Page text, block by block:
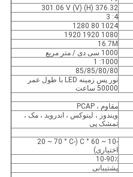
376.32 (H) 301.06 V (V)
4: 3
1024 80 1280
1080 1920 1920
16.7M
1000 سی دی / متر مربع
1000: 1
85/85/80/80
نور پس زمینه LED با طول عمر
50000 ساعت
مقاوم ، PCAP
ویندوز ، لینوکس ، اندروید ، مک ،
تمشک پی
-10 ~ 60 ° C (-20 ~ 70 ° C
اختیاری)
10-90٪
پشتیبانی